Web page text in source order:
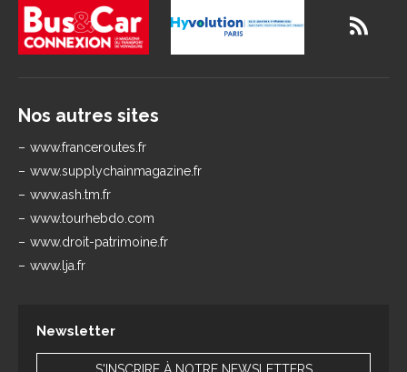
Nos autres sites
www.franceroutes.fr
www.supplychainmagazine.fr
www.ash.tm.fr
www.tourhebdo.com
www.droit-patrimoine.fr
www.lja.fr
Newsletter
S'INSCRIRE À NOTRE NEWSLETTERS